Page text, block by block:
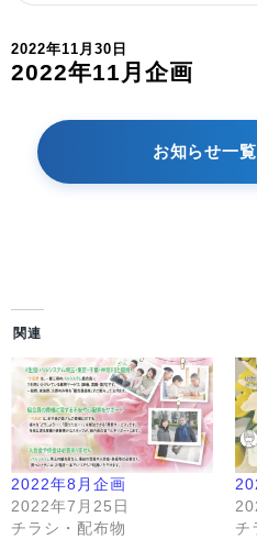
2022年11月30日
2022年11月企画
お知らせ一
関連
2022年8月企画
2022年7月25日
チラシ・配布物
チ